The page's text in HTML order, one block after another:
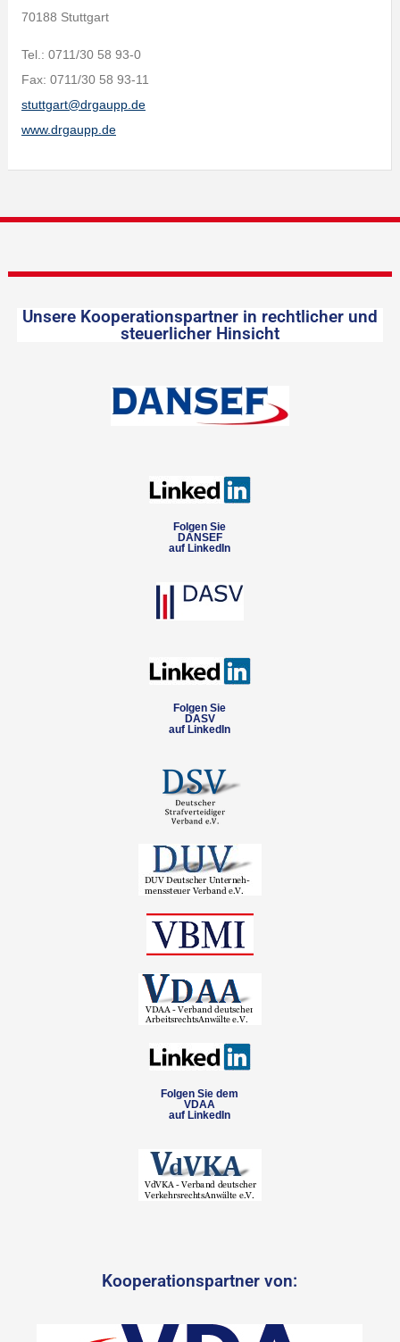
70188 Stuttgart
Tel.: 0711/30 58 93-0
Fax: 0711/30 58 93-11
stuttgart@drgaupp.de
www.drgaupp.de
Unsere Kooperationspartner in rechtlicher und
steuerlicher Hinsicht
Folgen Sie
DANSEF
auf LinkedIn
Folgen Sie
DASV
auf LinkedIn
Folgen Sie dem
VDAA
auf LinkedIn
Kooperationspartner von: